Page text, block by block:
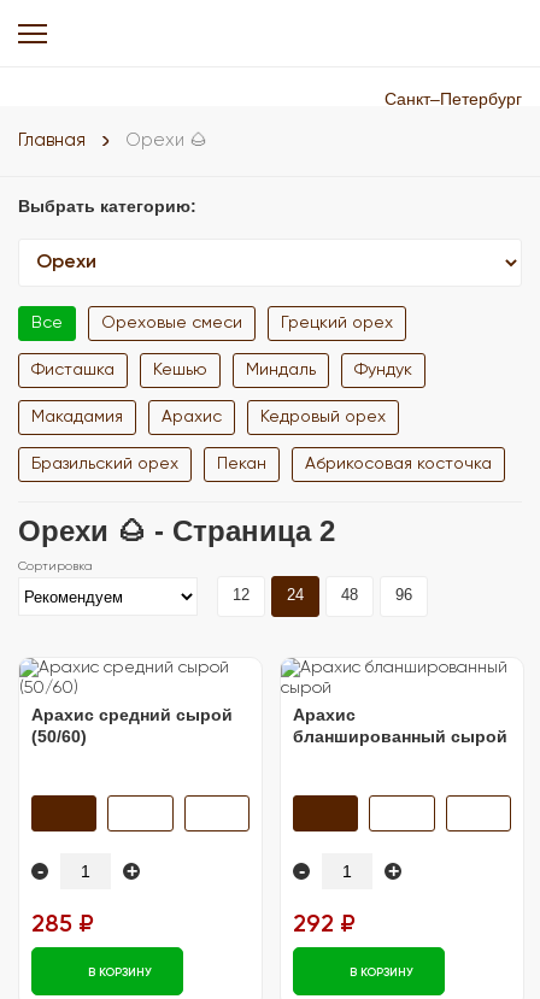
Санкт–Петербург
Главная Орехи 🌰
Выбрать категорию:
Все Ореховые смеси Грецкий орех
Фисташка Кешью Миндаль Фундук
Макадамия Арахис Кедровый орех
Бразильский орех Пекан Абрикосовая косточка
Орехи 🌰 - Страница 2
12 24 48 96
Арахис средний сырой
(50/60)
- +
285 ₽
В КОРЗИНУ
Арахис
бланшированный сырой
- +
292 ₽
В КОРЗИНУ